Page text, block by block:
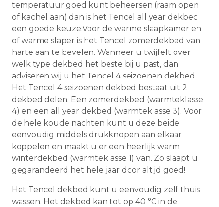
temperatuur goed kunt beheersen (raam open
of kachel aan) dan is het Tencel all year dekbed
een goede keuze.Voor de warme slaapkamer en
of warme slaper is het Tencel zomerdekbed van
harte aan te bevelen. Wanneer u twijfelt over
welk type dekbed het beste bij u past, dan
adviseren wij u het Tencel 4 seizoenen dekbed.
Het Tencel 4 seizoenen dekbed bestaat uit 2
dekbed delen. Een zomerdekbed (warmteklasse
4) en een all year dekbed (warmteklasse 3). Voor
de hele koude nachten kunt u deze beide
eenvoudig middels drukknopen aan elkaar
koppelen en maakt u er een heerlijk warm
winterdekbed (warmteklasse 1) van. Zo slaapt u
gegarandeerd het hele jaar door altijd goed!
Het Tencel dekbed kunt u eenvoudig zelf thuis
wassen. Het dekbed kan tot op 40 °C in de